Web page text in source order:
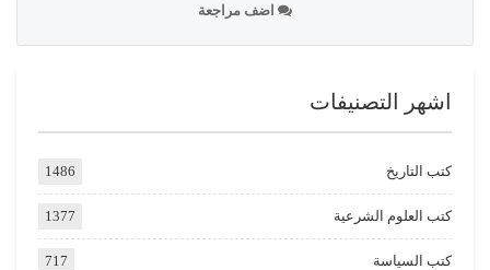
اضف مراجعة
اشهر التصنيفات
كتب التاريخ 1486
كتب العلوم الشرعية 1377
كتب السياسة 717